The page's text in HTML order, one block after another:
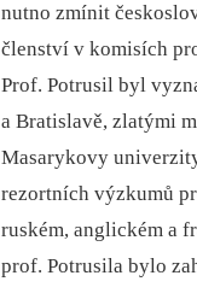
nutno zmínit
členství v komisích
Prof. Potrusil byl
a Bratislavě, zlatými
Masarykovy
rezortních výzkumů
ruském, anglickém a
prof. Potrusila bylo